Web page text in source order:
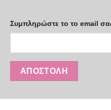
Συμπληρώστε το το email